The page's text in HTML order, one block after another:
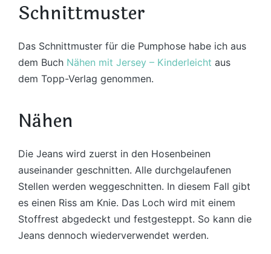
Schnittmuster
Das Schnittmuster für die Pumphose habe ich aus
dem Buch Nähen mit Jersey – Kinderleicht aus
dem Topp-Verlag genommen.
Nähen
Die Jeans wird zuerst in den Hosenbeinen
auseinander geschnitten. Alle durchgelaufenen
Stellen werden weggeschnitten. In diesem Fall gibt
es einen Riss am Knie. Das Loch wird mit einem
Stoffrest abgedeckt und festgesteppt. So kann die
Jeans dennoch wiederverwendet werden.